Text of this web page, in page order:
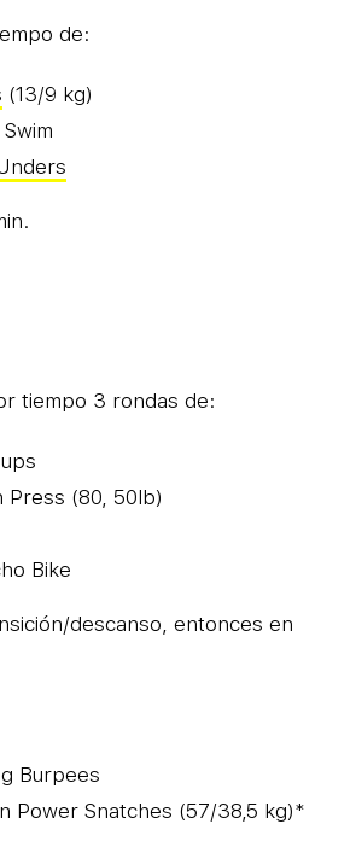
de:
(13/9 kg)
tiempo 3 rondas de:
Press (80, 50lb)
Bike
descanso, entonces en
Burpees
Power Snatches (57/38,5 kg)*